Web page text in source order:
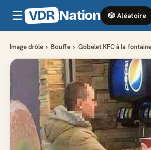
☰ VDR Nation 🎲 Aléatoire
Image drôle › Bouffe › Gobelet KFC à la